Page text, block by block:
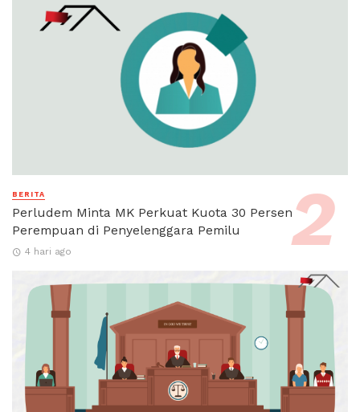
BERITA
Perludem Minta MK Perkuat Kuota 30 Persen
Perempuan di Penyelenggara Pemilu
4 hari ago